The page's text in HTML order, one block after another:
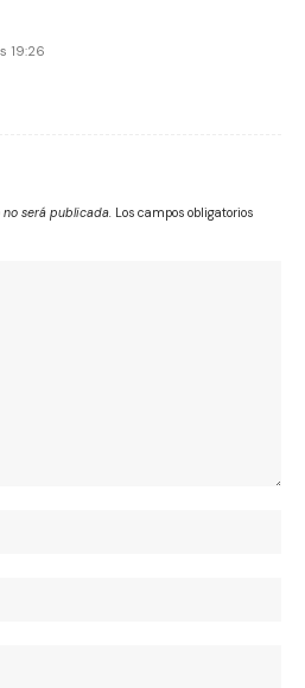
19:26
será publicada. Los campos obligatorios